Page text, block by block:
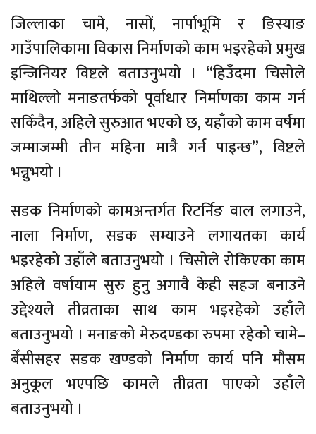
जिल्लाका चामे, नासों, नार्पाभूमि र ङिस्याङ
गाउँपालिकामा विकास निर्माणको काम भइरहेको प्रमुख
इन्जिनियर विष्टले बताउनुभयो । “हिउँदमा चिसोले
माथिल्लो मनाङतर्फको पूर्वाधार निर्माणका काम गर्न
सकिँदैन, अहिले सुरुआत भएको छ, यहाँको काम वर्षमा
जम्माजम्मी तीन महिना मात्रै गर्न पाइन्छ”, विष्टले
भन्नुभयो ।
सडक निर्माणको कामअन्तर्गत रिटर्निङ वाल लगाउने,
नाला निर्माण, सडक सम्याउने लगायतका कार्य
भइरहेको उहाँले बताउनुभयो । चिसोले रोकिएका काम
अहिले वर्षायाम सुरु हुनु अगावै केही सहज बनाउने
उद्देश्यले तीव्रताका साथ काम भइरहेको उहाँले
बताउनुभयो । मनाङको मेरुदण्डका रुपमा रहेको चामे–
बेँसीसहर सडक खण्डको निर्माण कार्य पनि मौसम
अनुकूल भएपछि कामले तीव्रता पाएको उहाँले
बताउनुभयो ।